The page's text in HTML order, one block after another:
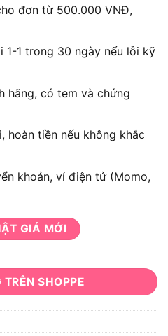
đơn từ 500.000 VNĐ,
1-1 trong 30 ngày nếu lỗi kỹ
hãng, có tem và chứng
hoàn tiền nếu không khắc
khoản, ví điện tử (Momo,
GIÁ MỚI
SHOPPE